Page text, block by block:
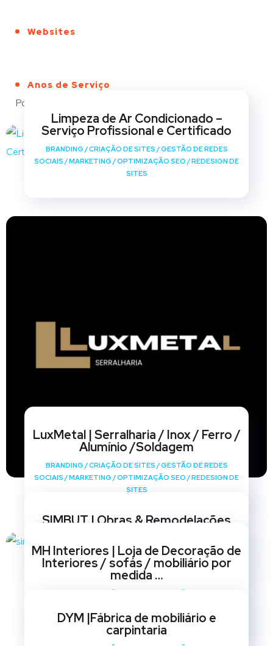
Websites
Anos de Serviço
Portfólio
Limpeza de Ar Condicionado –
Serviço Profissional e Certificado
BRANDING /CRIAÇÃO DE SITES /GESTÃO DE REDES
SOCIAIS /MARKETING /OPTIMIZAÇÃO SEO /REDESIGN DE
SITES
LuxMetal | Serralharia / Inox / Ferro /
Alumínio /Soldagem
BRANDING /CRIAÇÃO DE SITES /GESTÃO DE REDES
SOCIAIS /MARKETING /OPTIMIZAÇÃO SEO /REDESIGN DE
SITES
SIMBUT | Obras & Remodelações
SOCIAIS /MARKETING OPTIMIZAÇÃO SEO/ REDESIGN DE
SITES
MH Interiores | Loja de Decoração de
Interiores / sofás / mobiliário por
medida …
SITES
DYM |Fábrica de mobiliário e
carpintaria